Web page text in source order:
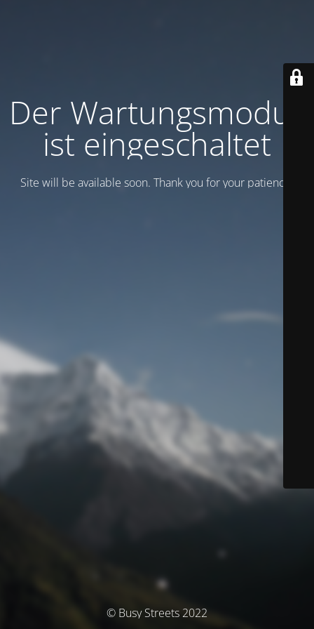
Der Wartungsmodus
ist eingeschaltet
Site will be available soon. Thank you for your patience!
© Busy Streets 2022